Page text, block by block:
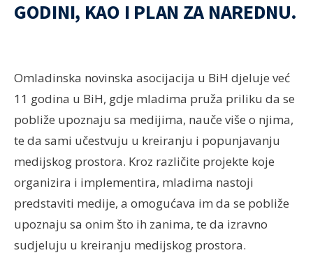
GODINI, KAO I PLAN ZA NAREDNU.
Omladinska novinska asocijacija u BiH djeluje već
11 godina u BiH, gdje mladima pruža priliku da se
pobliže upoznaju sa medijima, nauče više o njima,
te da sami učestvuju u kreiranju i popunjavanju
medijskog prostora. Kroz različite projekte koje
organizira i implementira, mladima nastoji
predstaviti medije, a omogućava im da se pobliže
upoznaju sa onim što ih zanima, te da izravno
sudjeluju u kreiranju medijskog prostora.